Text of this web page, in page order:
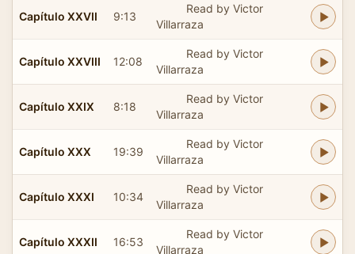
Capítulo XXVII 9:13
Read by Victor
Villarraza
Capítulo XXVIII 12:08
Read by Victor
Villarraza
Capítulo XXIX 8:18
Read by Victor
Villarraza
Capítulo XXX 19:39
Read by Victor
Villarraza
Capítulo XXXI 10:34
Read by Victor
Villarraza
Capítulo XXXII 16:53
Read by Victor
Villarraza